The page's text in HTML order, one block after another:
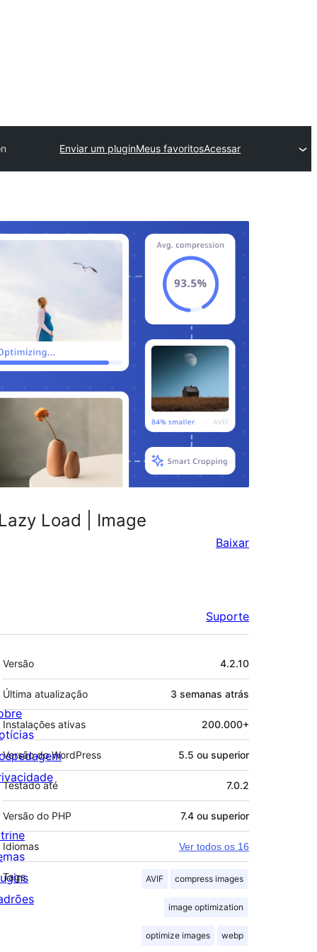
Enviar um pluginMeus favoritosAcessar
Load | Image
Baixar
Suporte
Meta
Versão 4.2.10
Última atualização 3 semanas atrás
Instalações ativas 200.000+
Versão do WordPress 5.5 ou superior
Testado até 7.0.2
Versão do PHP 7.4 ou superior
Idiomas Ver todos os 16
Tags AVIF compress images
image optimization
optimize images webp